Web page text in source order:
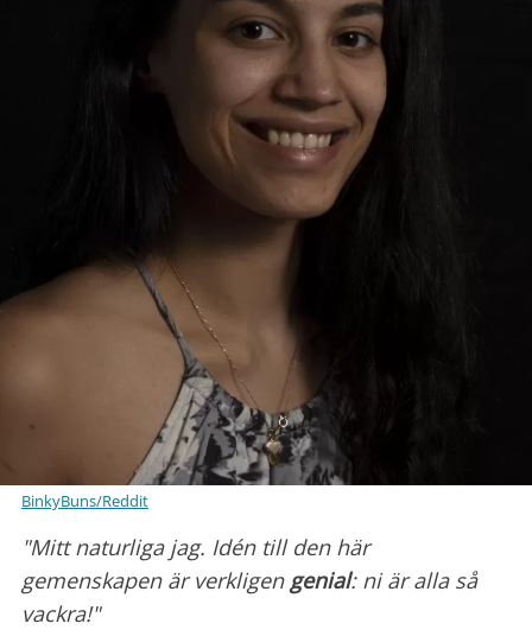
BinkyBuns/Reddit
"Mitt naturliga jag. Idén till den här
gemenskapen är verkligen genial: ni är alla så
vackra!"